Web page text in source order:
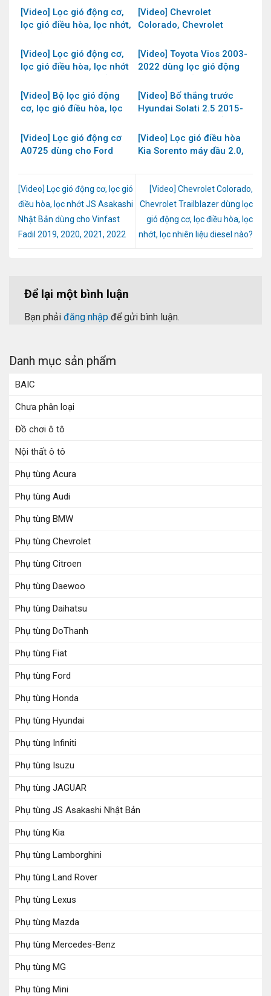
Danh mục sản phẩm
BAIC
Chưa phân loại
Đồ chơi ô tô
Nội thất ô tô
Phụ tùng Acura
Phụ tùng Audi
Phụ tùng BMW
Phụ tùng Chevrolet
Phụ tùng Citroen
Phụ tùng Daewoo
Phụ tùng Daihatsu
Phụ tùng DoThanh
Phụ tùng Fiat
Phụ tùng Ford
Phụ tùng Honda
Phụ tùng Hyundai
Phụ tùng Infiniti
Phụ tùng Isuzu
Phụ tùng JAGUAR
Phụ tùng JS Asakashi Nhật Bản
Phụ tùng Kia
Phụ tùng Lamborghini
Phụ tùng Land Rover
Phụ tùng Lexus
Phụ tùng Mazda
Phụ tùng Mercedes-Benz
Phụ tùng MG
Phụ tùng Mini
Asakashi Nhật Bản dùng
cho xe Hyundai Tucson
2.4L 2006-2011 và 2.5L
2009-2017 của JS
[Video] Lọc gió động cơ,
lọc gió điều hòa, lọc nhớt,
xe Nissan Navara của JS
Asakashi Nhật Bản
[Video] Chevrolet
Colorado, Chevrolet
động cơ, lọc điều hòa, lọc
nhớt, lọc nhiên liệu diesel
[Video] Lọc gió động cơ,
lọc gió điều hòa, lọc nhớt
dùng cho Vinfast Fadil
2019, 2020, 2021, 2022
[Video] Toyota Vios 2003-
2022 dùng lọc gió động
nhớt, lọc xăng loại nào?
[Video] Bộ lọc gió động
cơ, lọc gió điều hòa, lọc
Chevrolet Captiva 2006-
2018 của JS Asakashi
[Video] Bố thắng trước
Hyundai Solati 2.5 2015-
NiBK Nhật Bản
[Video] Lọc gió động cơ
A0725 dùng cho Ford
tùng 5 339 890
[Video] Lọc gió điều hòa
Kia Sorento máy dầu 2.0,
Asakashi Nhật
[Video] Lọc gió động cơ, lọc gió
điều hòa, lọc nhớt JS Asakashi
Nhật Bản dùng cho Vinfast
Fadil 2019, 2020, 2021, 2022
[Video] Chevrolet Colorado,
Chevrolet Trailblazer dùng lọc
gió động cơ, lọc điều hòa, lọc
nhớt, lọc nhiên liệu diesel nào?
Để lại một bình luận
Bạn phải đăng nhập để gửi bình luận.